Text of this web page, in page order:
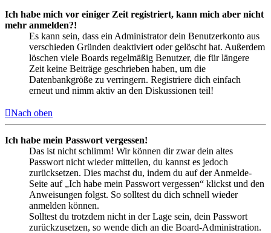
Ich habe mich vor einiger Zeit registriert, kann mich aber nicht
mehr anmelden?!
Es kann sein, dass ein Administrator dein Benutzerkonto aus
verschieden Gründen deaktiviert oder gelöscht hat. Außerdem
löschen viele Boards regelmäßig Benutzer, die für längere
Zeit keine Beiträge geschrieben haben, um die
Datenbankgröße zu verringern. Registriere dich einfach
erneut und nimm aktiv an den Diskussionen teil!
Nach oben
Ich habe mein Passwort vergessen!
Das ist nicht schlimm! Wir können dir zwar dein altes
Passwort nicht wieder mitteilen, du kannst es jedoch
zurücksetzen. Dies machst du, indem du auf der Anmelde-
Seite auf „Ich habe mein Passwort vergessen“ klickst und den
Anweisungen folgst. So solltest du dich schnell wieder
anmelden können.
Solltest du trotzdem nicht in der Lage sein, dein Passwort
zurückzusetzen, so wende dich an die Board-Administration.